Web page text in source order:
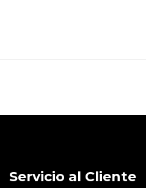
Servicio al Cliente